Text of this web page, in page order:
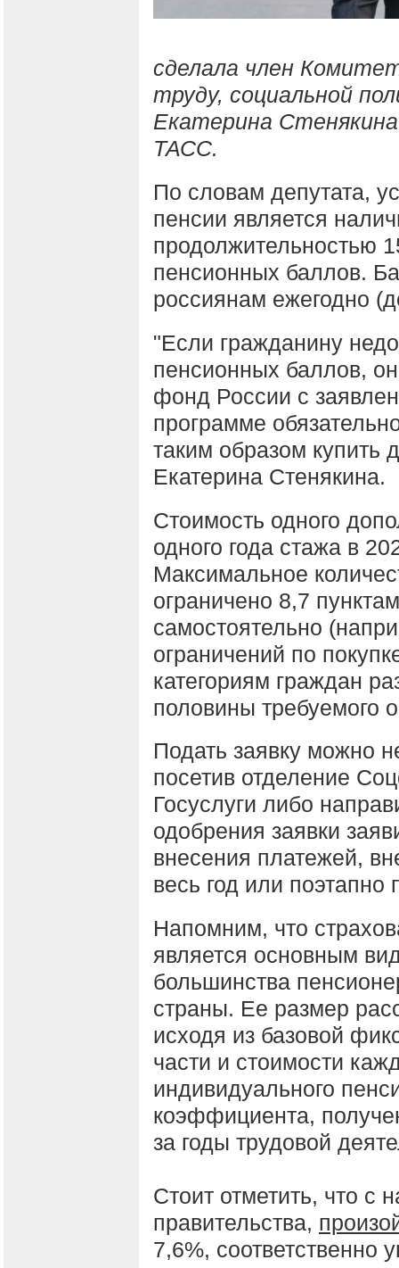
сделала член
труду, социальной
Екатерина
ТАСС.
По словам депутата,
пенсии является
продолжительностью
пенсионных баллов.
россиянам ежегодно
"Если гражданину
пенсионных баллов,
фонд России с
программе
таким образом купить
Екатерина Стенякина.
Стоимость одного
одного года стажа в
Максимальное
ограничено 8,7
самостоятельно
ограничений по
категориям граждан
половины требуемого
Подать заявку можно
посетив отделение
Госуслуги либо
одобрения заявки
внесения платежей,
весь год или поэтапно
Напомним, что
является основным
большинства
страны. Ее размер
исходя из базовой
части и стоимости
индивидуального
коэффициента,
за годы трудовой
Стоит отметить, что с
правительства,
7,6%, соответственно